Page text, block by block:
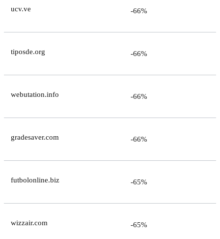
ucv.ve -66%
tiposde.org -66%
webutation.info -66%
gradesaver.com -66%
futbolonline.biz -65%
wizzair.com -65%